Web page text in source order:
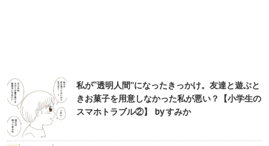
私が“透明人間”になったきっかけ。友達と遊ぶと
きお菓子を用意しなかった私が悪い？【小学生の
スマホトラブル②】 by すみか